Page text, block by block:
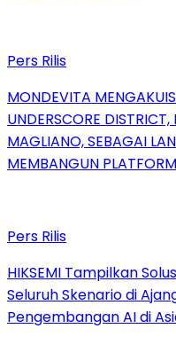
Pers Rilis
MONDEVITA
UNDERSCORE
MAGLIANO, SEBAGAI
MEMBANGUN
Pers Rilis
HIKSEMI Tampilkan
Seluruh Skenario di
Pengembangan AI di